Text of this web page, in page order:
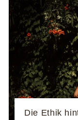
Die Ethik